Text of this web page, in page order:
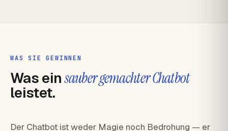
WAS SIE GEWINNEN
Was einsauber gemachter Chatbot
leistet.
Der Chatbot ist weder Magie noch Bedrohung — er